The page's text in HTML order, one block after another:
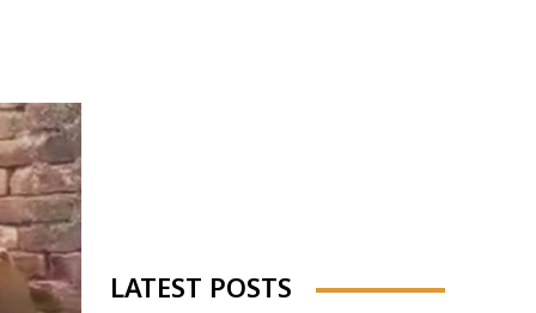
LATEST POSTS